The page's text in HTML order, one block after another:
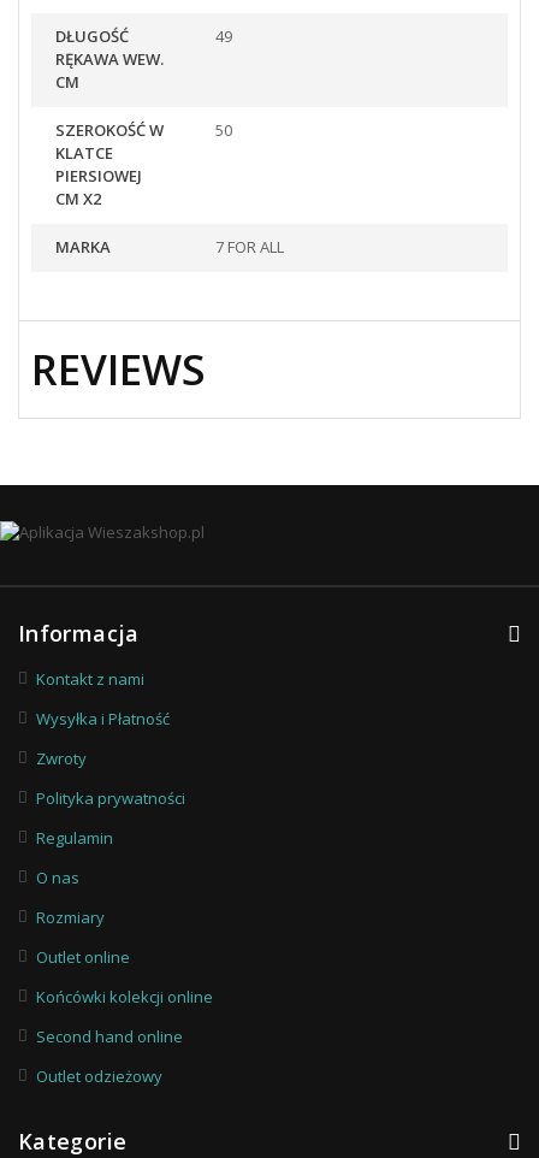
DŁUGOŚĆ
RĘKAWA WEW.
CM
49
SZEROKOŚĆ W
KLATCE
PIERSIOWEJ
CM X2
50
MARKA 7 FOR ALL
REVIEWS
Informacja
Kontakt z nami
Wysyłka i Płatność
Zwroty
Polityka prywatności
Regulamin
O nas
Rozmiary
Outlet online
Końcówki kolekcji online
Second hand online
Outlet odzieżowy
Kategorie